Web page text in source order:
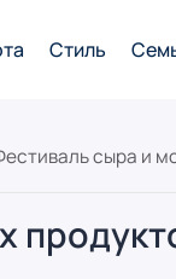
Стиль
сыра и